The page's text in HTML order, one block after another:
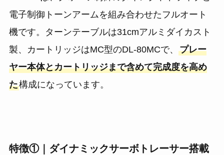
電子制御トーンアームを組み合わせたフルオート
機です。ターンテーブルは31cmアルミダイカスト
製、カートリッジはMC型のDL-80MCで、 プレー
ヤー本体とカートリッジまで含めて完成度を高め
た構成になっています。
特徴①｜ダイナミックサーボトレーサー搭載